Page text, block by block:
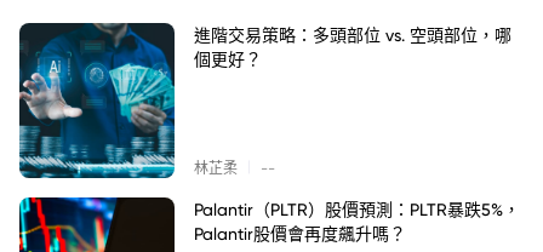
進階交易策略：多頭部位 vs. 空頭部位，哪
個更好？
林芷柔 --
Palantir（PLTR）股價預測：PLTR暴跌5%，
Palantir股價會再度飆升嗎？